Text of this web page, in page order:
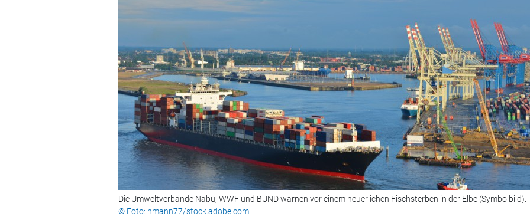
Die Umweltverbände Nabu, WWF und BUND warnen vor einem neuerlichen Fischsterben in der Elbe (Symbolbild).
© Foto: nmann77/stock.adobe.com